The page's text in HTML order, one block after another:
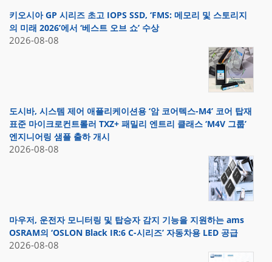
키오시아 GP 시리즈 초고 IOPS SSD, ‘FMS: 메모리 및 스토리지
의 미래 2026’에서 ‘베스트 오브 쇼’ 수상
2026-08-08
도시바, 시스템 제어 애플리케이션용 ‘암 코어텍스-M4’ 코어 탑재
표준 마이크로컨트롤러 TXZ+ 패밀리 엔트리 클래스 ‘M4V 그룹’
엔지니어링 샘플 출하 개시
2026-08-08
마우저, 운전자 모니터링 및 탑승자 감지 기능을 지원하는 ams
OSRAM의 ‘OSLON Black IR:6 C-시리즈’ 자동차용 LED 공급
2026-08-08